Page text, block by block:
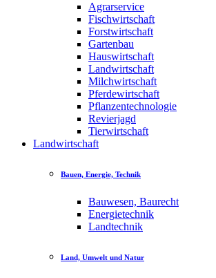
Agrarservice
Fischwirtschaft
Forstwirtschaft
Gartenbau
Hauswirtschaft
Landwirtschaft
Milchwirtschaft
Pferdewirtschaft
Pflanzentechnologie
Revierjagd
Tierwirtschaft
Landwirtschaft
Bauen, Energie, Technik
Bauwesen, Baurecht
Energietechnik
Landtechnik
Land, Umwelt und Natur